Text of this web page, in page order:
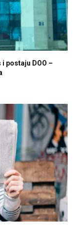
postaju DOO –